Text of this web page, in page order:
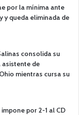
por la mínima ante
y queda eliminada de
consolida su
asistente de
mientras cursa su
por 2-1 al CD